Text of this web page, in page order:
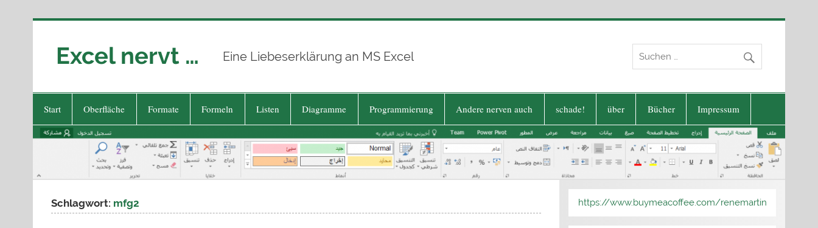
Excel nervt … Eine Liebeserklärung an MS Excel
Start Oberfläche Formate Formeln Listen Diagramme Programmierung Andere nerven auch schade! über Bücher Impressum
Schlagwort: mfg2 https://www.buymeacoffee.com/renemartin